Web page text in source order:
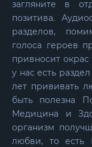
загляните в
позитива.
разделов,
голоса героев
привносит
у нас есть
лет прививать
быть полезна
Медицина и
организм
любви, то есть